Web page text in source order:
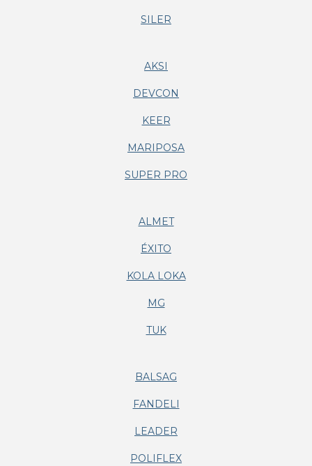
SILER
AKSI
DEVCON
KEER
MARIPOSA
SUPER PRO
ALMET
ÉXITO
KOLA LOKA
MG
TUK
BALSAG
FANDELI
LEADER
POLIFLEX